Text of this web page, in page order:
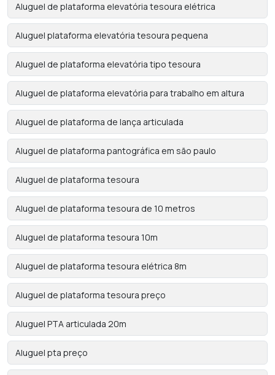
Aluguel de plataforma elevatória tesoura elétrica
Aluguel plataforma elevatória tesoura pequena
Aluguel de plataforma elevatória tipo tesoura
Aluguel de plataforma elevatória para trabalho em altura
Aluguel de plataforma de lança articulada
Aluguel de plataforma pantográfica em são paulo
Aluguel de plataforma tesoura
Aluguel de plataforma tesoura de 10 metros
Aluguel de plataforma tesoura 10m
Aluguel de plataforma tesoura elétrica 8m
Aluguel de plataforma tesoura preço
Aluguel PTA articulada 20m
Aluguel pta preço